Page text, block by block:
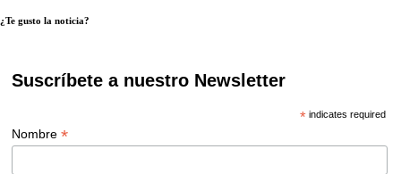
¿Te gusto la noticia?
Suscríbete a nuestro Newsletter
*indicates required
Nombre*